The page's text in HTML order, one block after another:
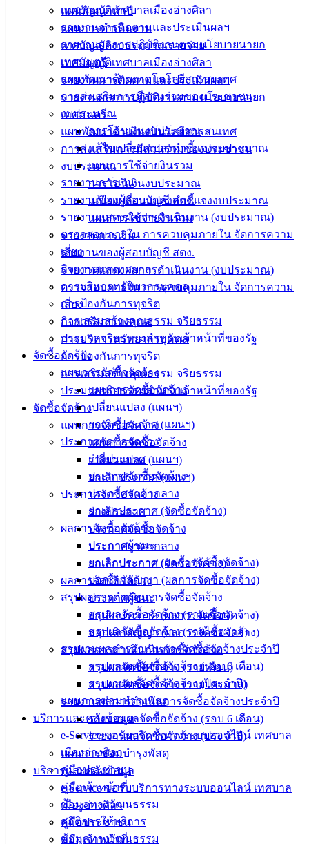
เทศบัญญัติเทศบาลเมืองอ่างศิลา
รายงานการติดตามและประเมินผลฯ
รายงานผลการปฏิบัติงานตามนโยบายนายก
เทศมนตรี
แผนพัฒนาด้านเทคโนโลยีสารสนเทศ
การส่งเสริมการมีส่วนร่วมของประชาชน
งบประมาณ
การโอนเงินงบประมาณ
แก้ไขเปลี่ยนแปลงคำชี้แจงงบประมาณ
แผนการใช้จ่ายงินรวม
รายงานการเงิน
รายงานของผู้สอบบัญชี สตง.
รายงานแสดงผลการดำเนินงาน (งบประมาณ)
ตรวจสอบภายใน การควบคุมภายใน จัดการความ
เสี่ยง
กิจการสภาเทศบาล
การบริหารทรัพยากรบุคคล
การป้องกันการทุจริต
การเสริมสร้างคุณธรรม จริยธรรม
ประมวลจริยธรรมสำหรับเจ้าหน้าที่ของรัฐ
จัดซื้อจัดจ้าง
แผนการจัดซื้อจัดจ้าง
แผนการจัดซื้อจัดจ้าง
เปลี่ยนแปลง (แผนฯ)
ยกเลิกประกาศ (แผนฯ)
ประกาศจัดซื้อจัดจ้าง
ร่างประกาศ
ประกาศจัดซื้อจัดจ้าง
ประกาศราคากลาง
ยกเลิกประกาศ (จัดซื้อจัดจ้าง)
ผลการจัดซื้อจัดจ้าง
ประกาศผู้ชนะ
ยกเลิกประกาศ (ผลการจัดซื้อจัดจ้าง)
บอกเลิกสัญญา (ผลการจัดซื้อจัดจ้าง)
สรุปผลการดำเนินการจัดซื้อจัดจ้าง
สรุปผลจัดซื้อจัดจ้าง (รายเดือน)
สรุปผลจัดซื้อจัดจ้าง (รายไตรมาส)
รายงานผลการดำเนินการจัดซื้อจัดจ้างประจำปี
รายงานผลจัดซื้อจัดจ้าง (รอบ 6 เดือน)
รายงานผลจัดซื้อจัดจ้าง (ประจำปี)
แผนการซ่อมบำรุงพัสดุ
บริการและคลังข้อมูล
e-Service ขอรับบริการทางระบบออนไลน์ เทศบาล
เมืองอ่างศิลา
คู่มือประชาชน
คู่มือเจ้าหน้าที่
ข้อมูลทางวัฒนธรรม
สถิติการให้บริการ
ข้อมูลทางวัฒนธรรม
แผนพัฒนาห้าปี
แผนการดำเนินงาน
เทศบัญญัติงบประมาณรายจ่าย
เทศบัญญัติเทศบาลเมืองอ่างศิลา
รายงานการติดตามและประเมินผลฯ
รายงานผลการปฏิบัติงานตามนโยบายนายก
เทศมนตรี
แผนพัฒนาด้านเทคโนโลยีสารสนเทศ
การส่งเสริมการมีส่วนร่วมของประชาชน
งบประมาณ
การโอนเงินงบประมาณ
แก้ไขเปลี่ยนแปลงคำชี้แจงงบประมาณ
แผนการใช้จ่ายงินรวม
รายงานการเงิน
รายงานของผู้สอบบัญชี สตง.
รายงานแสดงผลการดำเนินงาน (งบประมาณ)
ตรวจสอบภายใน การควบคุมภายใน จัดการความ
เสี่ยง
กิจการสภาเทศบาล
การบริหารทรัพยากรบุคคล
การป้องกันการทุจริต
การเสริมสร้างคุณธรรม จริยธรรม
ประมวลจริยธรรมสำหรับเจ้าหน้าที่ของรัฐ
จัดซื้อจัดจ้าง
แผนการจัดซื้อจัดจ้าง
แผนการจัดซื้อจัดจ้าง
เปลี่ยนแปลง (แผนฯ)
ยกเลิกประกาศ (แผนฯ)
ประกาศจัดซื้อจัดจ้าง
ร่างประกาศ
ประกาศจัดซื้อจัดจ้าง
ประกาศราคากลาง
ยกเลิกประกาศ (จัดซื้อจัดจ้าง)
ผลการจัดซื้อจัดจ้าง
ประกาศผู้ชนะ
ยกเลิกประกาศ (ผลการจัดซื้อจัดจ้าง)
บอกเลิกสัญญา (ผลการจัดซื้อจัดจ้าง)
สรุปผลการดำเนินการจัดซื้อจัดจ้าง
สรุปผลจัดซื้อจัดจ้าง (รายเดือน)
สรุปผลจัดซื้อจัดจ้าง (รายไตรมาส)
รายงานผลการดำเนินการจัดซื้อจัดจ้างประจำปี
รายงานผลจัดซื้อจัดจ้าง (รอบ 6 เดือน)
รายงานผลจัดซื้อจัดจ้าง (ประจำปี)
แผนการซ่อมบำรุงพัสดุ
บริการและคลังข้อมูล
e-Service ขอรับบริการทางระบบออนไลน์ เทศบาล
เมืองอ่างศิลา
คู่มือประชาชน
คู่มือเจ้าหน้าที่
สำนักงาน
เทศบาลเมือง
อ่างศิลา 90/338
ม.3 ต.เสม็ด
อ.เมือง จ.ชลบุรี
038-
142-100-104
บริการ
ประชาชน
ดาวน์โหลด
แบบ
ฟอร์ม,
เอกสาร
คู่มือ
สำหรับ
ประชาชน/
คู่มือการ
ปฏิบัติ
งาน
ศุนย์
ข่าวสาร
อิเล็กทรอนิกส์
ความรู้
(Knowledge
Management)
สายตรง
นายก
ประวัติ
เทศบาล
ผู้บริหาร
และ
หัวหน้า
ส่วน
ราชการ